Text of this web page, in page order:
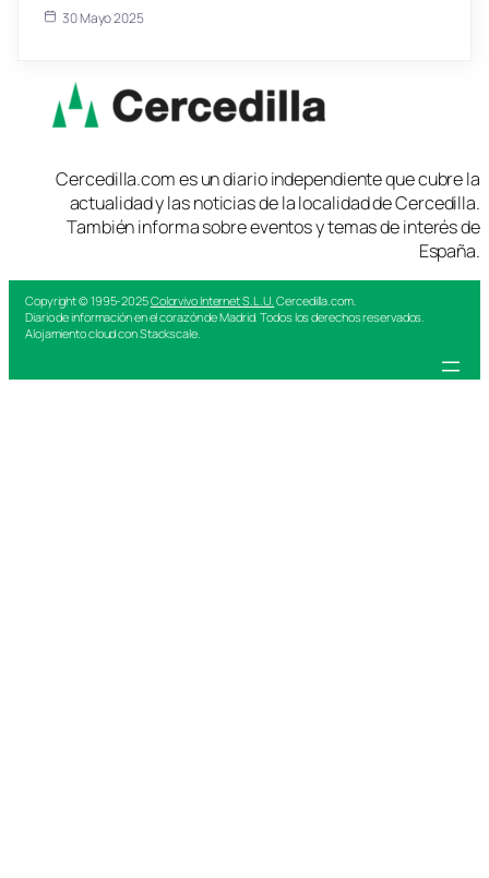
30 Mayo 2025
Cercedilla.com es un diario independiente que cubre la
actualidad y las noticias de la localidad de Cercedilla.
También informa sobre eventos y temas de interés de
España.
Copyright © 1995-2025Colorvivo Internet S.L.U. Cercedilla.com.
Diario de información en el corazón de Madrid. Todos los derechos reservados.
Alojamiento cloud con Stackscale.